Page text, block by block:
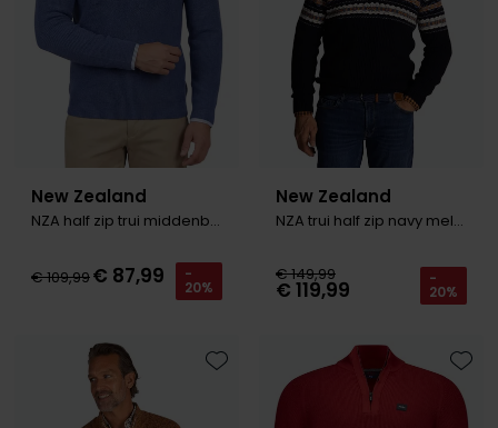
New Zealand
NZA half zip trui middenblauw
€ 109,99€ 87,99 -
20%
New Zealand
NZA trui half zip navy melange Seth
€ 149,99
€ 119,99 -
20%
Toevoegen aan favorieten